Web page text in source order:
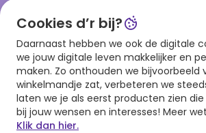
Hallmark en KinderpostzegelsAanmelden
Download onze app
Cookies d’r bij?
Daarnaast hebben we ook de digitale
we jouw digitale leven makkelijker en
maken. Zo onthouden we bijvoorbeeld
winkelmandje zat, verbeteren we
laten we je als eerst producten zien
bij jouw wensen en interesses! Meer
Klik dan hier.